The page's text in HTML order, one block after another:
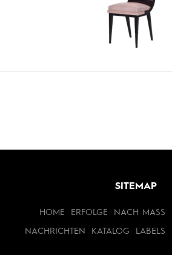
SITEMAP
HOME ERFOLGE NACH MASS
NACHRICHTEN KATALOG LABELS